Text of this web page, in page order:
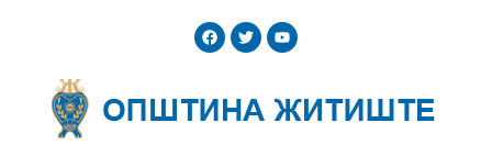
F
a
c
o
o
T
w
i
e
r
Y
o
u
b
e